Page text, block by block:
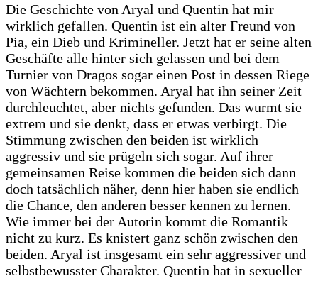
Die Geschichte von Aryal und Quentin hat mir
wirklich gefallen. Quentin ist ein alter Freund von
Pia, ein Dieb und Krimineller. Jetzt hat er seine alten
Geschäfte alle hinter sich gelassen und bei dem
Turnier von Dragos sogar einen Post in dessen Riege
von Wächtern bekommen. Aryal hat ihn seiner Zeit
durchleuchtet, aber nichts gefunden. Das wurmt sie
extrem und sie denkt, dass er etwas verbirgt. Die
Stimmung zwischen den beiden ist wirklich
aggressiv und sie prügeln sich sogar. Auf ihrer
gemeinsamen Reise kommen die beiden sich dann
doch tatsächlich näher, denn hier haben sie endlich
die Chance, den anderen besser kennen zu lernen.
Wie immer bei der Autorin kommt die Romantik
nicht zu kurz. Es knistert ganz schön zwischen den
beiden. Aryal ist insgesamt ein sehr aggressiver und
selbstbewusster Charakter. Quentin hat in sexueller